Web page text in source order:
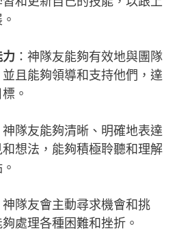
：神隊友能夠有效地與團隊
且能夠領導和支持他們，達
。
神隊友能夠清晰、明確地表達
和想法，能夠積極聆聽和理解
隊友會主動尋求機會和挑
處理各種困難和挫折。